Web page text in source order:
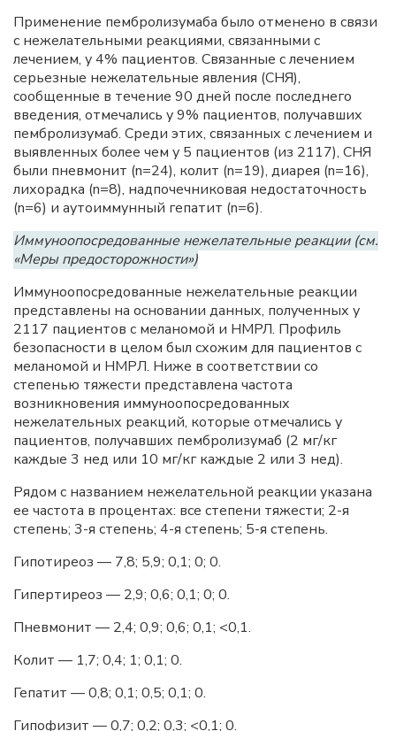
Применение пембролизумаба было отменено в связи
с нежелательными реакциями, связанными с
лечением, у 4% пациентов. Связанные с лечением
серьезные нежелательные явления (СНЯ),
сообщенные в течение 90 дней после последнего
введения, отмечались у 9% пациентов, получавших
пембролизумаб. Среди этих, связанных с лечением и
выявленных более чем у 5 пациентов (из 2117), СНЯ
были пневмонит (n=24), колит (n=19), диарея (n=16),
лихорадка (n=8), надпочечниковая недостаточность
(n=6) и аутоиммунный гепатит (n=6).
Иммуноопосредованные нежелательные реакции (см.
«Меры предосторожности»)
Иммуноопосредованные нежелательные реакции
представлены на основании данных, полученных у
2117 пациентов с меланомой и НМРЛ. Профиль
безопасности в целом был схожим для пациентов с
меланомой и HMPЛ. Ниже в соответствии со
степенью тяжести представлена частота
возникновения иммуноопосредованных
нежелательных реакций, которые отмечались у
пациентов, получавших пембролизумаб (2 мг/кг
каждые 3 нед или 10 мг/кг каждые 2 или 3 нед).
Рядом с названием нежелательной реакции указана
ее частота в процентах: все степени тяжести; 2-я
степень; 3-я степень; 4-я степень; 5-я степень.
Гипотиреоз — 7,8; 5,9; 0,1; 0; 0.
Гипертиреоз — 2,9; 0,6; 0,1; 0; 0.
Пневмонит — 2,4; 0,9; 0,6; 0,1; <0,1.
Колит — 1,7; 0,4; 1; 0,1; 0.
Гепатит — 0,8; 0,1; 0,5; 0,1; 0.
Гипофизит — 0,7; 0,2; 0,3; <0,1; 0.